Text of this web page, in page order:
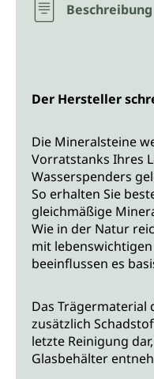
Beschreibung
Der Hersteller
Die Mineralsteine
Vorratstanks Ihres
Wasserspenders
So erhalten Sie
gleichmäßige
Wie in der Natur
mit
beeinflussen es
Das Trägermaterial
zusätzlich
letzte Reinigung
Glasbehälter